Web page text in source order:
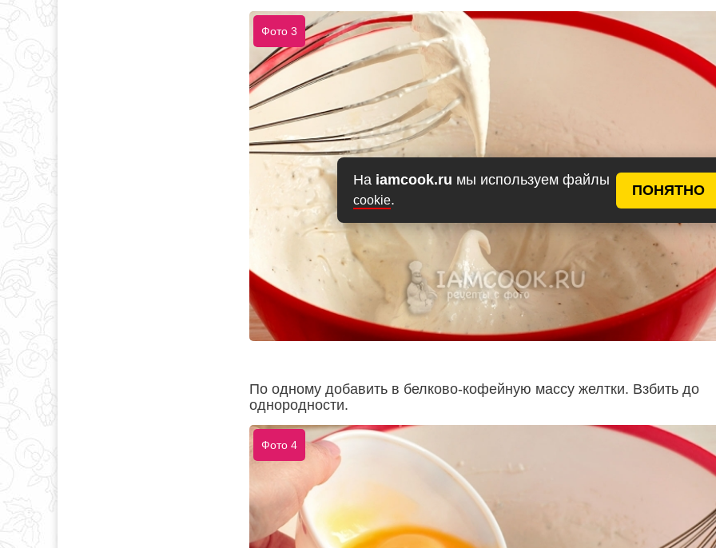
На iamcook.ru мы используем файлы
cookie.
ПОНЯТНО
Фото 3
По одному добавить в белково-кофейную массу желтки. Взбить до
однородности.
Фото 4